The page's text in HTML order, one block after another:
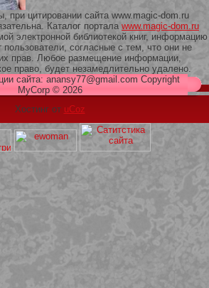
при цитировании сайта www.magic-dom.ru
Каталог портала www.magic-dom.ru
электронной библиотекой книг, информацию
согласные с тем, что они не
прав. Любое размещение информации,
право, будет незамедлительно удалено.
сайта: anansy77@gmail.com Copyright
MyCorp © 2026
Хостинг от uCoz